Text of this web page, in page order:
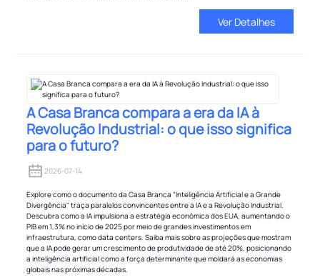
Ver Detalhes
A Casa Branca compara a era da IA ​​à
Revolução Industrial: o que isso significa
para o futuro?
2026-07-14
Explore como o documento da Casa Branca "Inteligência Artificial e a Grande
Divergência" traça paralelos convincentes entre a IA e a Revolução Industrial.
Descubra como a IA impulsiona a estratégia econômica dos EUA, aumentando o
PIB em 1,3% no início de 2025 por meio de grandes investimentos em
infraestrutura, como data centers. Saiba mais sobre as projeções que mostram
que a IA pode gerar um crescimento de produtividade de até 20%, posicionando
a inteligência artificial como a força determinante que moldará as economias
globais nas próximas décadas.